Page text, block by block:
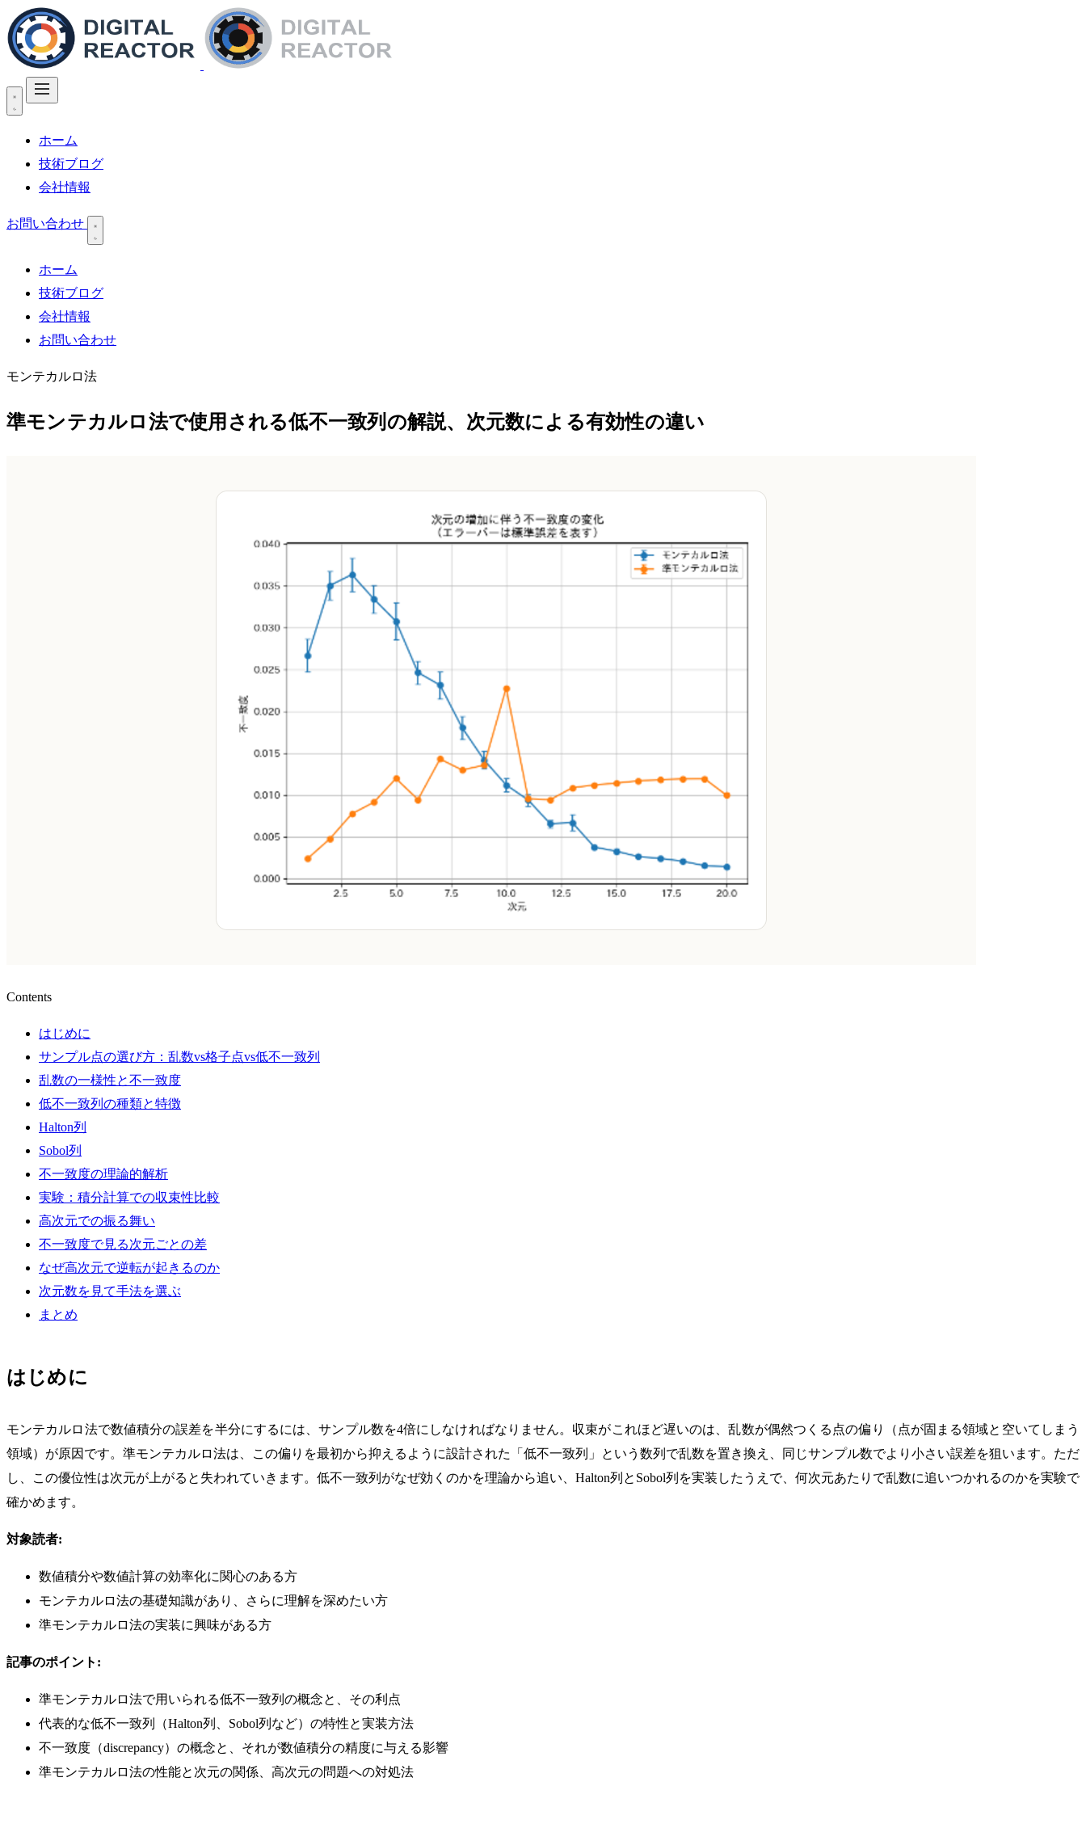
ホーム
技術ブログ
会社情報
お問い合わせ
ホーム
技術ブログ
会社情報
お問い合わせ
モンテカルロ法
準モンテカルロ法で使用される低不一致列の解説、次元数による有効性の違い
Contents
はじめに
サンプル点の選び方：乱数vs格子点vs低不一致列
乱数の一様性と不一致度
低不一致列の種類と特徴
Halton列
Sobol列
不一致度の理論的解析
実験：積分計算での収束性比較
高次元での振る舞い
不一致度で見る次元ごとの差
なぜ高次元で逆転が起きるのか
次元数を見て手法を選ぶ
まとめ
はじめに
モンテカルロ法で数値積分の誤差を半分にするには、サンプル数を4倍にしなければなりません。収束がこれほど遅いのは、乱数が偶然つくる点の偏り（点が固まる領域と空いてしまう
領域）が原因です。準モンテカルロ法は、この偏りを最初から抑えるように設計された「低不一致列」という数列で乱数を置き換え、同じサンプル数でより小さい誤差を狙います。ただ
し、この優位性は次元が上がると失われていきます。低不一致列がなぜ効くのかを理論から追い、Halton列とSobol列を実装したうえで、何次元あたりで乱数に追いつかれるのかを実験で
確かめます。
対象読者:
数値積分や数値計算の効率化に関心のある方
モンテカルロ法の基礎知識があり、さらに理解を深めたい方
準モンテカルロ法の実装に興味がある方
記事のポイント:
準モンテカルロ法で用いられる低不一致列の概念と、その利点
代表的な低不一致列（Halton列、Sobol列など）の特性と実装方法
不一致度（discrepancy）の概念と、それが数値積分の精度に与える影響
準モンテカルロ法の性能と次元の関係、高次元の問題への対処法